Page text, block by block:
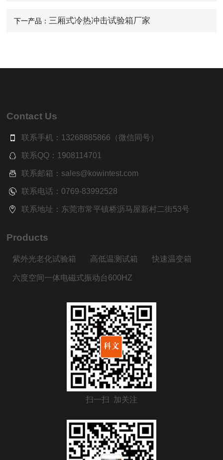
下一产品： 三厢式冷热冲击试验箱厂家
Contact Us
联系手机：13268885866（微信同号）
联系QQ：1908114701
联系邮箱：sales@kowintest.com
联系电话：0769-83992528
联系地址：东莞市常平镇桥沥马屋新村二街53号
Products
紫外光老化试验箱 高低温测试箱 快速温变箱
六度空间一体电磁式振动台600HZ
扫一扫 加关注